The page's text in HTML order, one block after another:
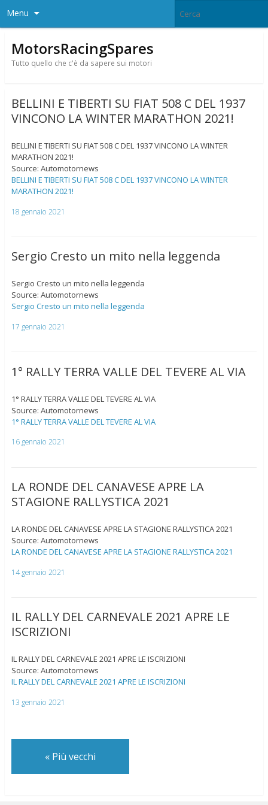
Menu
MotorsRacingSpares
Tutto quello che c'è da sapere sui motori
BELLINI E TIBERTI SU FIAT 508 C DEL 1937
VINCONO LA WINTER MARATHON 2021!
BELLINI E TIBERTI SU FIAT 508 C DEL 1937 VINCONO LA WINTER
MARATHON 2021!
Source: Automotornews
BELLINI E TIBERTI SU FIAT 508 C DEL 1937 VINCONO LA WINTER
MARATHON 2021!
18 gennaio 2021
Sergio Cresto un mito nella leggenda
Sergio Cresto un mito nella leggenda
Source: Automotornews
Sergio Cresto un mito nella leggenda
17 gennaio 2021
1° RALLY TERRA VALLE DEL TEVERE AL VIA
1° RALLY TERRA VALLE DEL TEVERE AL VIA
Source: Automotornews
1° RALLY TERRA VALLE DEL TEVERE AL VIA
16 gennaio 2021
LA RONDE DEL CANAVESE APRE LA
STAGIONE RALLYSTICA 2021
LA RONDE DEL CANAVESE APRE LA STAGIONE RALLYSTICA 2021
Source: Automotornews
LA RONDE DEL CANAVESE APRE LA STAGIONE RALLYSTICA 2021
14 gennaio 2021
IL RALLY DEL CARNEVALE 2021 APRE LE
ISCRIZIONI
IL RALLY DEL CARNEVALE 2021 APRE LE ISCRIZIONI
Source: Automotornews
IL RALLY DEL CARNEVALE 2021 APRE LE ISCRIZIONI
13 gennaio 2021
«Più vecchi